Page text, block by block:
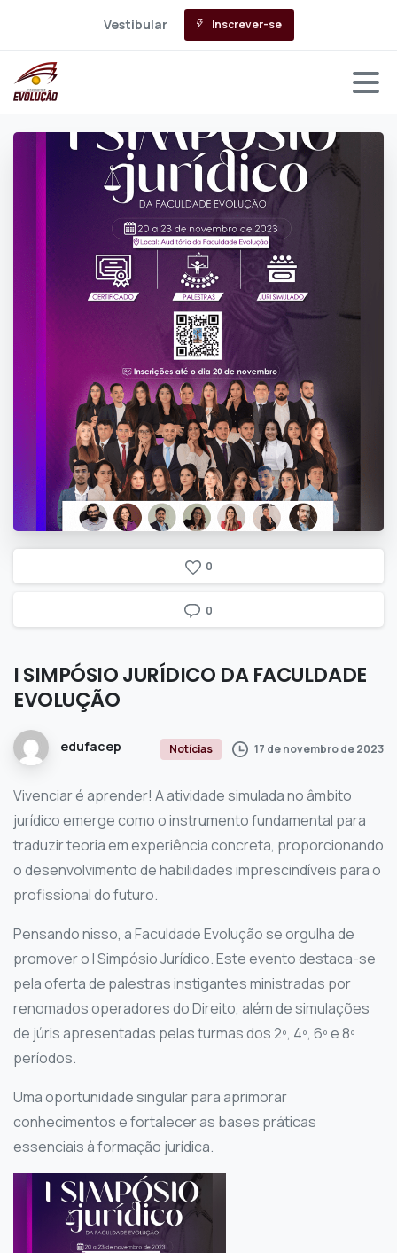
Vestibular Inscrever-se
0
0
ISIMPÓSIOJURÍDICO DA FACULDADE
EVOLUÇÃO
edufacep Notícias 17 de novembro de 2023
Vivenciar é aprender! A atividade simulada no âmbito
jurídico emerge como o instrumento fundamental para
traduzir teoria em experiência concreta, proporcionando
o desenvolvimento de habilidades imprescindíveis para o
profissional do futuro.
Pensando nisso, a Faculdade Evolução se orgulha de
promover o I Simpósio Jurídico. Este evento destaca-se
pela oferta de palestras instigantes ministradas por
renomados operadores do Direito, além de simulações
de júris apresentadas pelas turmas dos 2º, 4º, 6º e 8º
períodos.
Uma oportunidade singular para aprimorar
conhecimentos e fortalecer as bases práticas
essenciais à formação jurídica.